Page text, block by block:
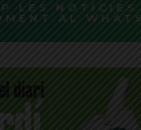
LES NOTÍCIES
AL